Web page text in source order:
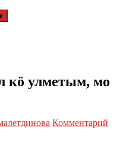
кӧ улметым, мо
Комментарий